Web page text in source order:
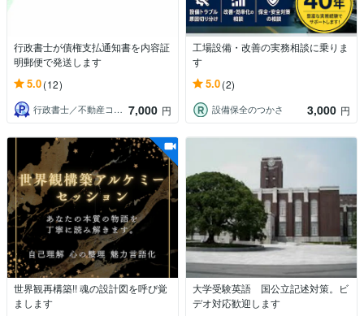
行政書士が債権支払通知書を内容証
明郵便で発送します
5.0(12)
行政書士／不動産コンサルティング伊藤 7,000 円
工場設備・改善の実務相談に乗りま
す
5.0(2)
設備保全のつかさ 3,000 円
世界観再構築!! 魂の設計図を呼び覚
まします
大学受験英語 国公立記述対策。ビ
デオ対応歓迎します